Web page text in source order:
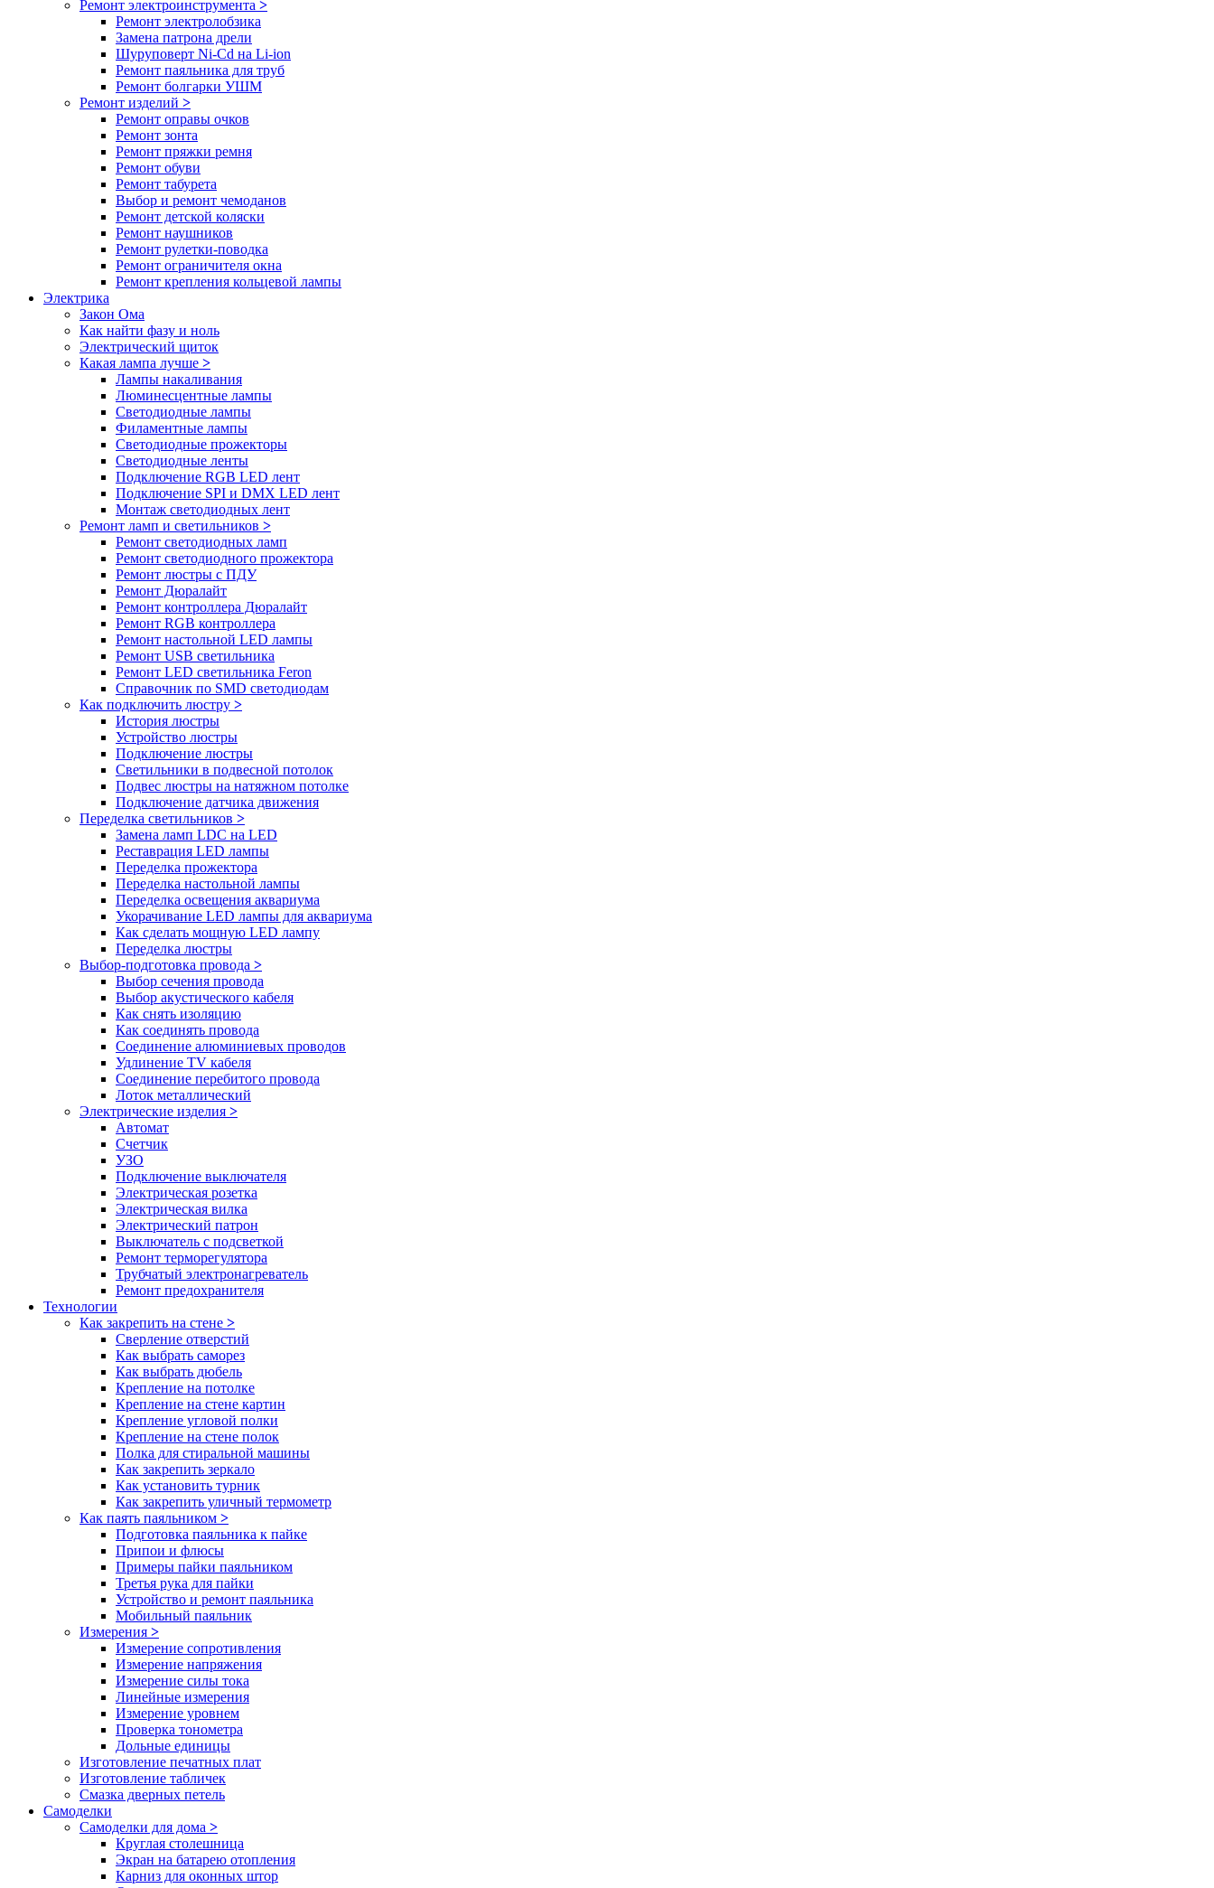
Ремонт электроинструмента >
Ремонт электролобзика
Замена патрона дрели
Шуруповерт Ni-Cd на Li-ion
Ремонт паяльника для труб
Ремонт болгарки УШМ
Ремонт изделий >
Ремонт оправы очков
Ремонт зонта
Ремонт пряжки ремня
Ремонт обуви
Ремонт табурета
Выбор и ремонт чемоданов
Ремонт детской коляски
Ремонт наушников
Ремонт рулетки-поводка
Ремонт ограничителя окна
Ремонт крепления кольцевой лампы
Электрика
Закон Ома
Как найти фазу и ноль
Электрический щиток
Какая лампа лучше >
Лампы накаливания
Люминесцентные лампы
Светодиодные лампы
Филаментные лампы
Светодиодные прожекторы
Светодиодные ленты
Подключение RGB LED лент
Подключение SPI и DMX LED лент
Монтаж светодиодных лент
Ремонт ламп и светильников >
Ремонт светодиодных ламп
Ремонт светодиодного прожектора
Ремонт люстры с ПДУ
Ремонт Дюралайт
Ремонт контроллера Дюралайт
Ремонт RGB контроллера
Ремонт настольной LED лампы
Ремонт USB светильника
Ремонт LED светильника Feron
Справочник по SMD светодиодам
Как подключить люстру >
История люстры
Устройство люстры
Подключение люстры
Светильники в подвесной потолок
Подвес люстры на натяжном потолке
Подключение датчика движения
Переделка светильников >
Замена ламп LDC на LED
Реставрация LED лампы
Переделка прожектора
Переделка настольной лампы
Переделка освещения аквариума
Укорачивание LED лампы для аквариума
Как сделать мощную LED лампу
Переделка люстры
Выбор-подготовка провода >
Выбор сечения провода
Выбор акустического кабеля
Как снять изоляцию
Как соединять провода
Соединение алюминиевых проводов
Удлинение TV кабеля
Соединение перебитого провода
Лоток металлический
Электрические изделия >
Автомат
Счетчик
УЗО
Подключение выключателя
Электрическая розетка
Электрическая вилка
Электрический патрон
Выключатель с подсветкой
Ремонт терморегулятора
Трубчатый электронагреватель
Ремонт предохранителя
Технологии
Как закрепить на стене >
Сверление отверстий
Как выбрать саморез
Как выбрать дюбель
Крепление на потолке
Крепление на стене картин
Крепление угловой полки
Крепление на стене полок
Полка для стиральной машины
Как закрепить зеркало
Как установить турник
Как закрепить уличный термометр
Как паять паяльником >
Подготовка паяльника к пайке
Припои и флюсы
Примеры пайки паяльником
Третья рука для пайки
Устройство и ремонт паяльника
Мобильный паяльник
Измерения >
Измерение сопротивления
Измерение напряжения
Измерение силы тока
Линейные измерения
Измерение уровнем
Проверка тонометра
Дольные единицы
Изготовление печатных плат
Изготовление табличек
Смазка дверных петель
Самоделки
Самоделки для дома >
Круглая столешница
Экран на батарею отопления
Карниз для оконных штор